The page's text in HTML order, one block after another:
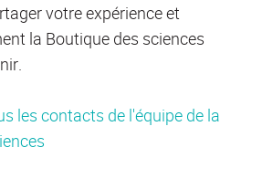
votre expérience et
la Boutique des sciences
les contacts de l'équipe de la